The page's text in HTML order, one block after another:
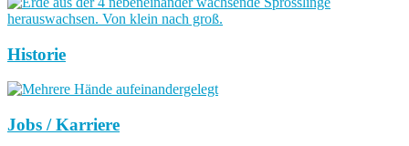
Historie
Jobs / Karriere